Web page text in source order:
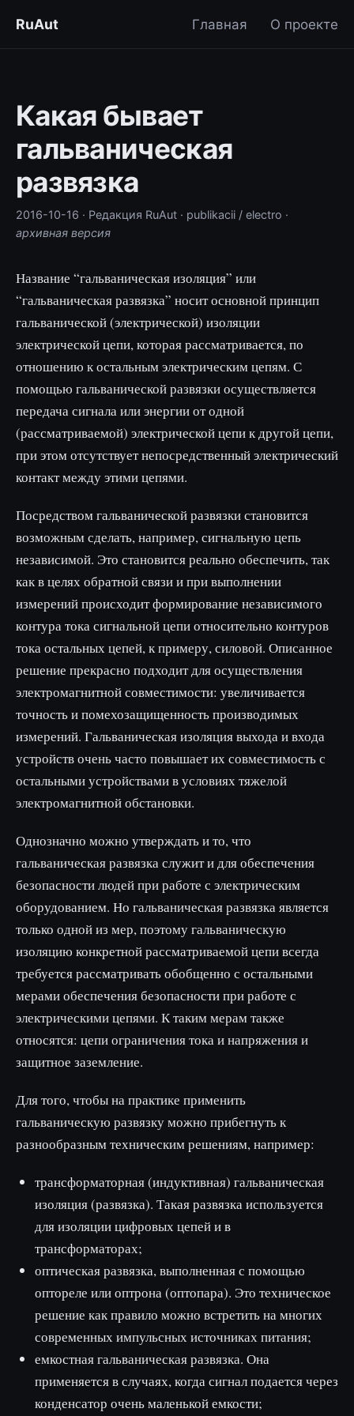
RuAut Главная О проекте
Какая бывает
гальваническая
развязка
2016-10-16 · Редакция RuAut · publikacii / electro ·
архивная версия
Название “гальваническая изоляция” или
“гальваническая развязка” носит основной принцип
гальванической (электрической) изоляции
электрической цепи, которая рассматривается, по
отношению к остальным электрическим цепям. С
помощью гальванической развязки осуществляется
передача сигнала или энергии от одной
(рассматриваемой) электрической цепи к другой цепи,
при этом отсутствует непосредственный электрический
контакт между этими цепями.
Посредством гальванической развязки становится
возможным сделать, например, сигнальную цепь
независимой. Это становится реально обеспечить, так
как в целях обратной связи и при выполнении
измерений происходит формирование независимого
контура тока сигнальной цепи относительно контуров
тока остальных цепей, к примеру, силовой. Описанное
решение прекрасно подходит для осуществления
электромагнитной совместимости: увеличивается
точность и помехозащищенность производимых
измерений. Гальваническая изоляция выхода и входа
устройств очень часто повышает их совместимость с
остальными устройствами в условиях тяжелой
электромагнитной обстановки.
Однозначно можно утверждать и то, что
гальваническая развязка служит и для обеспечения
безопасности людей при работе с электрическим
оборудованием. Но гальваническая развязка является
только одной из мер, поэтому гальваническую
изоляцию конкретной рассматриваемой цепи всегда
требуется рассматривать обобщенно с остальными
мерами обеспечения безопасности при работе с
электрическими цепями. К таким мерам также
относятся: цепи ограничения тока и напряжения и
защитное заземление.
Для того, чтобы на практике применить
гальваническую развязку можно прибегнуть к
разнообразным техническим решениям, например:
трансформаторная (индуктивная) гальваническая
изоляция (развязка). Такая развязка используется
для изоляции цифровых цепей и в
трансформаторах;
оптическая развязка, выполненная с помощью
оптореле или оптрона (оптопара). Это техническое
решение как правило можно встретить на многих
современных импульсных источниках питания;
емкостная гальваническая развязка. Она
применяется в случаях, когда сигнал подается через
конденсатор очень маленькой емкости;